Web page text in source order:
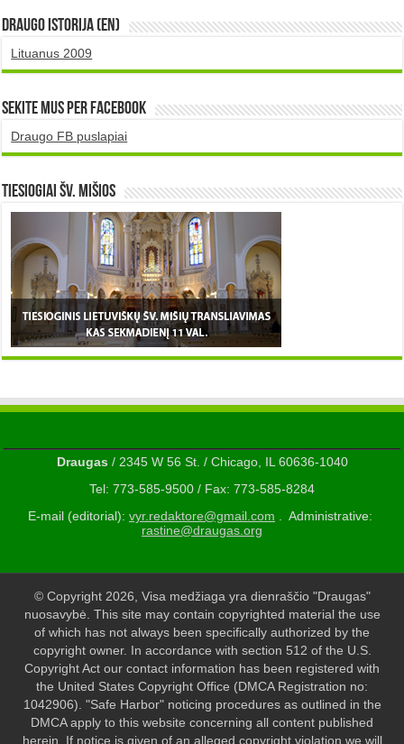
DRAUGO istorija (EN)
Lituanus 2009
Sekite mus per Facebook
Draugo FB puslapiai
TIESIOGIAI šv. MIŠIOS
Draugas/ 2345 W 56 St. / Chicago, IL 60636-1040
Tel: 773-585-9500 / Fax: 773-585-8284
E-mail (editorial): vyr.redaktore@gmail.com . Administrative:
rastine@draugas.org
© Copyright 2026, Visa medžiaga yra dienraščio "Draugas"
nuosavybė. This site may contain copyrighted material the use
of which has not always been specifically authorized by the
copyright owner. In accordance with section 512 of the U.S.
Copyright Act our contact information has been registered with
the United States Copyright Office (DMCA Registration no:
1042906). "Safe Harbor" noticing procedures as outlined in the
DMCA apply to this website concerning all content published
herein. If notice is given of an alleged copyright violation we will